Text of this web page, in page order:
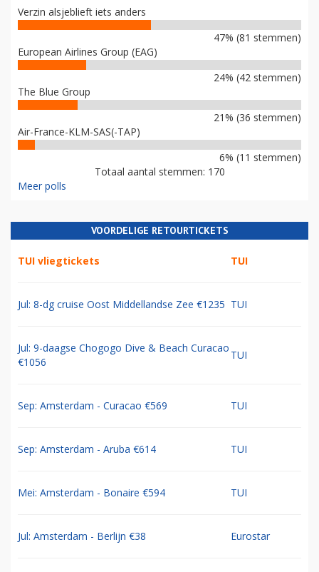
Verzin alsjeblieft iets anders
47% (81 stemmen)
European Airlines Group (EAG)
24% (42 stemmen)
The Blue Group
21% (36 stemmen)
Air-France-KLM-SAS(-TAP)
6% (11 stemmen)
Totaal aantal stemmen: 170
Meer polls
VOORDELIGE RETOURTICKETS
TUI vliegtickets TUI
Jul: 8-dg cruise Oost Middellandse Zee €1235 TUI
Jul: 9-daagse Chogogo Dive & Beach Curacao
€1056
TUI
Sep: Amsterdam - Curacao €569 TUI
Sep: Amsterdam - Aruba €614 TUI
Mei: Amsterdam - Bonaire €594 TUI
Jul: Amsterdam - Berlijn €38 Eurostar